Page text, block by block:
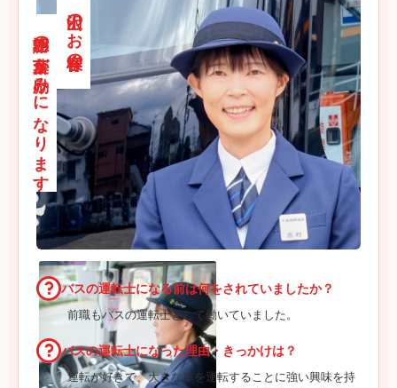
沢山のお客様の、
感謝の言葉が励みになります
バスの運転士になる前は何をされていましたか？
前職もバスの運転士として働いていました。
バスの運転士になった理由・きっかけは？
運転が好きで、大きな車を運転することに強い興味を持